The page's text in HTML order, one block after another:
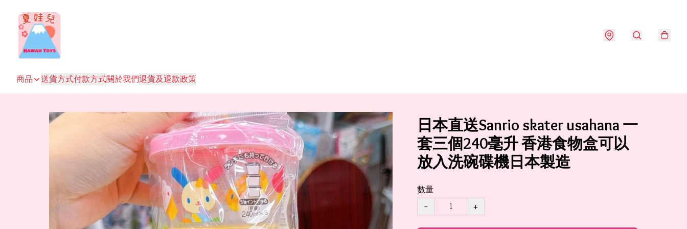
商品 送貨方式付款方式關於我們退貨及退款政策
日本直送Sanrio skater usahana 一
套三個240毫升 香港食物盒可以
放入洗碗碟機日本製造
數量
−
+